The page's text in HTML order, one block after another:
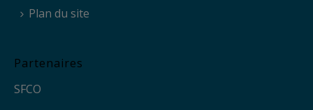
Plan du site
Partenaires
SFCO